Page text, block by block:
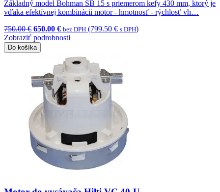
Základný model Bohman SB 15 s priemerom kefy 430 mm, ktorý je
vďaka efektívnej kombinácii motor - hmotnosť - rýchlosť vh…
750.00 € 650.00 € bez DPH (799.50 € s DPH)
Zobraziť podrobnosti
Do košíka